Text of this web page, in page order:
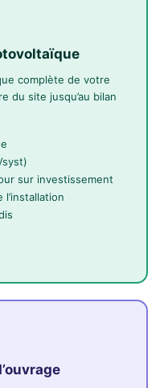
complète de votre
du site jusqu’au bilan
sur investissement